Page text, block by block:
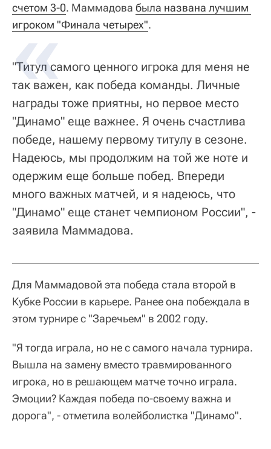
счетом 3-0. Маммадова была названа лучшим
игроком "Финала четырех".
"Титул самого ценного игрока для меня не
так важен, как победа команды. Личные
награды тоже приятны, но первое место
"Динамо" еще важнее. Я очень счастлива
победе, нашему первому титулу в сезоне.
Надеюсь, мы продолжим на той же ноте и
одержим еще больше побед. Впереди
много важных матчей, и я надеюсь, что
"Динамо" еще станет чемпионом России", -
заявила Маммадова.
Для Маммадовой эта победа стала второй в
Кубке России в карьере. Ранее она побеждала в
этом турнире с "Заречьем" в 2002 году.
"Я тогда играла, но не с самого начала турнира.
Вышла на замену вместо травмированного
игрока, но в решающем матче точно играла.
Эмоции? Каждая победа по-своему важна и
дорога", - отметила волейболистка "Динамо".